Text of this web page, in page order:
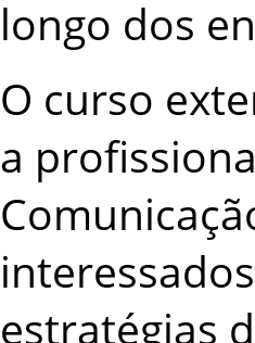
longo dos
O curso
a
estratégias